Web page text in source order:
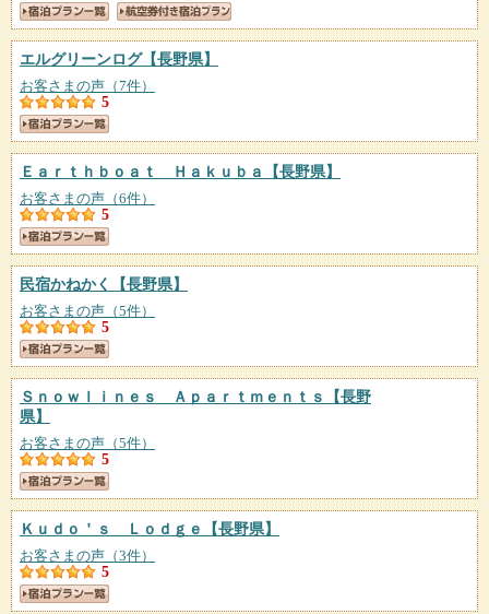
エルグリーンログ【長野県】
お客さまの声（7件）
5
Ｅａｒｔｈｂｏａｔ Ｈａｋｕｂａ 【長野県】
お客さまの声（6件）
5
民宿かねかく 【長野県】
お客さまの声（5件）
5
Ｓｎｏｗｌｉｎｅｓ Ａｐａｒｔｍｅｎｔｓ
【長野
県】
お客さまの声（5件）
5
Ｋｕｄｏ＇ｓ Ｌｏｄｇｅ 【長野県】
お客さまの声（3件）
5